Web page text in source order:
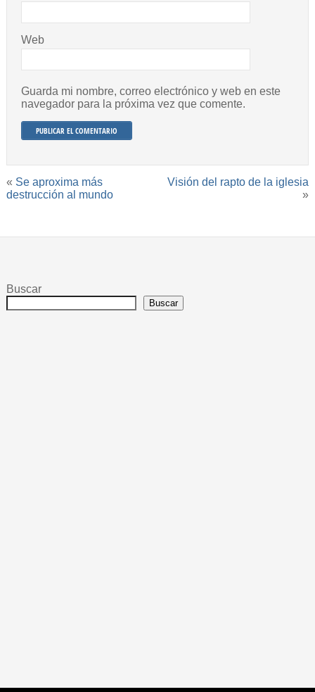
Web
Guarda mi nombre, correo electrónico y web en este
navegador para la próxima vez que comente.
« Se aproxima más
destrucción al mundo
Visión del rapto de la iglesia
»
Buscar
Buscar